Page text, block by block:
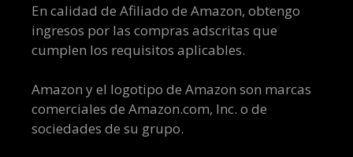
En calidad de Afiliado de Amazon, obtengo
ingresos por las compras adscritas que
cumplen los requisitos aplicables.
Amazon y el logotipo de Amazon son marcas
comerciales de Amazon.com, Inc. o de
sociedades de su grupo.